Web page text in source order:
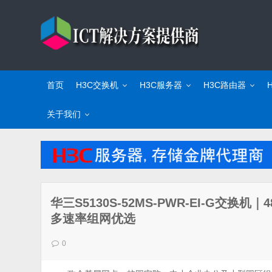
首页 H3C交换机 H3C服务器 H3C路由器
关于我们
华三S5130S-52MS-PWR-EI-G交换机｜
多速率组网优选
0